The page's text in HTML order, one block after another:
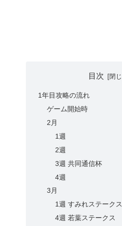
目次
1年目攻略の流れ
ゲーム開始時
2月
1週
2週
3週 共同通信杯
4週
3月
1週 すみれステークス
4週 若葉ステークス